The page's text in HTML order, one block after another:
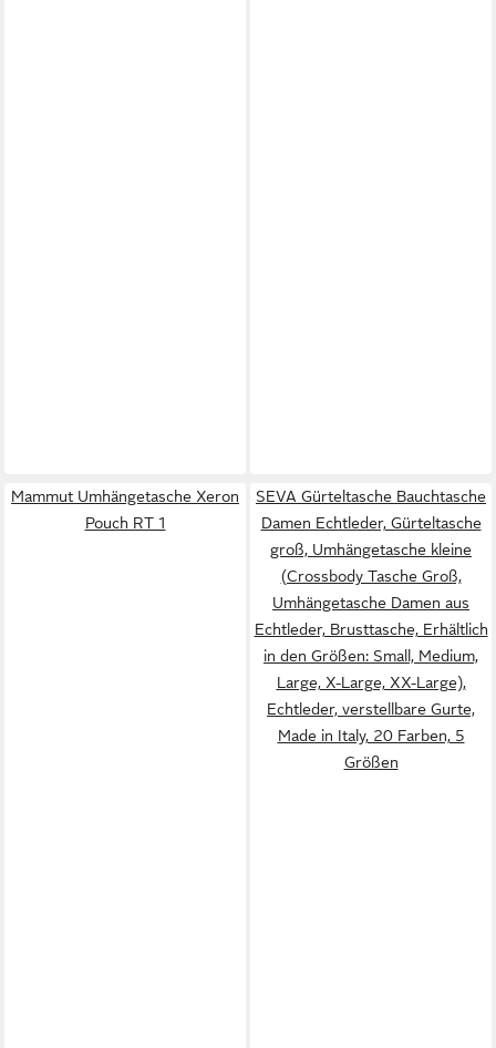
Mammut Umhängetasche Xeron
Pouch RT 1
SEVA Gürteltasche Bauchtasche
Damen Echtleder, Gürteltasche
groß, Umhängetasche kleine
(Crossbody Tasche Groß,
Umhängetasche Damen aus
Echtleder, Brusttasche, Erhältlich
in den Größen: Small, Medium,
Large, X-Large, XX-Large),
Echtleder, verstellbare Gurte,
Made in Italy, 20 Farben, 5
Größen